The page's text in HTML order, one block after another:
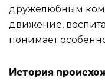
дружелюбным
движение,
понимает
История